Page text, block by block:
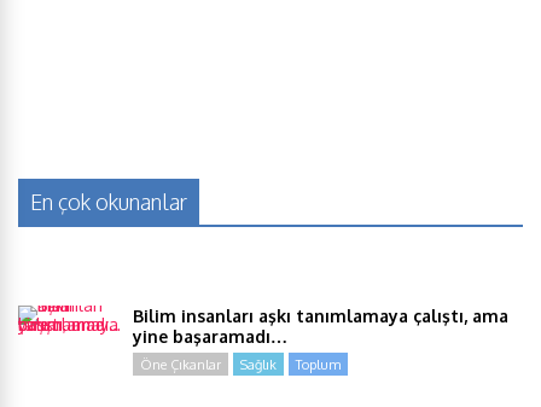
En çok okunanlar
Bilim insanları aşkı tanımlamaya çalıştı, ama
yine başaramadı…
Öne Çıkanlar Sağlık Toplum